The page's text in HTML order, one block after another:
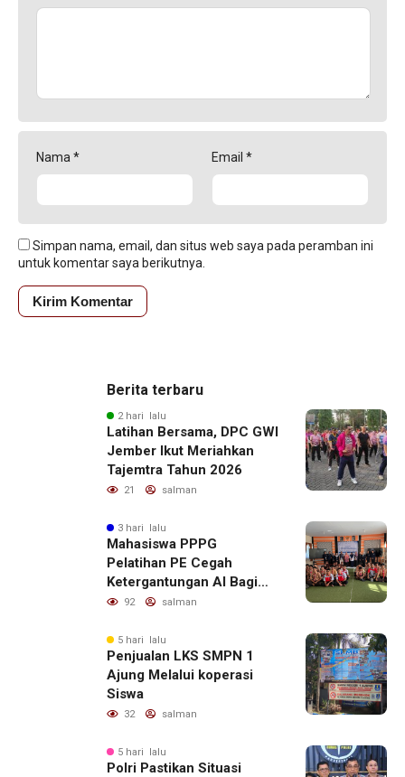
Nama * Email *
Simpan nama, email, dan situs web saya pada peramban ini
untuk komentar saya berikutnya.
Berita terbaru
2 hari lalu
Latihan Bersama, DPC GWI
Jember Ikut Meriahkan
Tajemtra Tahun 2026
21 salman
3 hari lalu
Mahasiswa PPPG
Pelatihan PE Cegah
Ketergantungan AI Bagi
92 salman
5 hari lalu
Penjualan LKS SMPN 1
Ajung Melalui koperasi
Siswa
32 salman
5 hari lalu
Polri Pastikan Situasi